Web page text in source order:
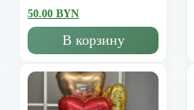
50.00 BYN
В корзину